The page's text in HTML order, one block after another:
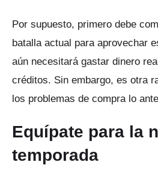
Por supuesto, primero debe
batalla actual para aprovechar
aún necesitará gastar dinero
créditos. Sin embargo, es otra
los problemas de compra lo
Equípate para la
temporada